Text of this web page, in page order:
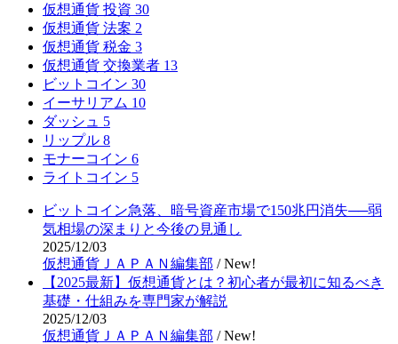
仮想通貨 投資 30
仮想通貨 法案 2
仮想通貨 税金 3
仮想通貨 交換業者 13
ビットコイン 30
イーサリアム 10
ダッシュ 5
リップル 8
モナーコイン 6
ライトコイン 5
ビットコイン急落、暗号資産市場で150兆円消失──弱
気相場の深まりと今後の見通し
2025/12/03
仮想通貨ＪＡＰＡＮ編集部 /New!
【2025最新】仮想通貨とは？初心者が最初に知るべき
基礎・仕組みを専門家が解説
2025/12/03
仮想通貨ＪＡＰＡＮ編集部 /New!